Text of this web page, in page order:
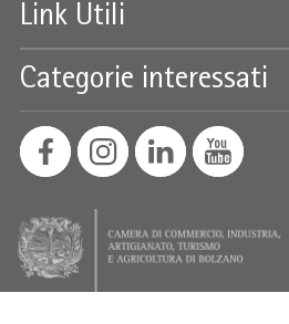
Link Utili
Categorie interessati